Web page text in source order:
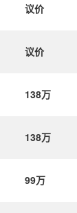
议价
议价
138万
138万
99万